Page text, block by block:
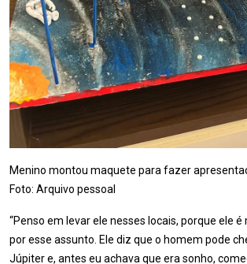
Menino montou maquete para fazer
Foto: Arquivo pessoal
“Penso em levar ele nesses locais, porque ele
por esse assunto. Ele diz que o homem pode
Júpiter e, antes eu achava que era sonho,